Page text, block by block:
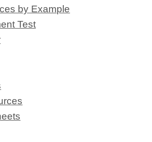
by Example
Test